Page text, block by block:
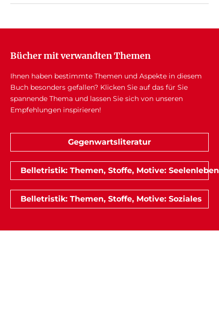
Bücher mit verwandten Themen
Ihnen haben bestimmte Themen und Aspekte in diesem
Buch besonders gefallen? Klicken Sie auf das für Sie
spannende Thema und lassen Sie sich von unseren
Empfehlungen inspirieren!
Gegenwartsliteratur
Belletristik: Themen, Stoffe, Motive: Seelenleben
Belletristik: Themen, Stoffe, Motive: Soziales